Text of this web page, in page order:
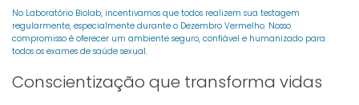
No Laboratório Biolab, incentivamos que todos realizem sua testagem
regularmente, especialmente durante o Dezembro Vermelho. Nosso
compromisso é oferecer um ambiente seguro, confiável e humanizado para
todos os exames de saúde sexual.
Conscientização que transforma vidas